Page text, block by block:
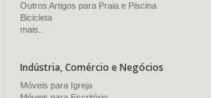
Outros Artigos para Praia e Piscina
Bicicleta
mais..
Indústria, Comércio e Negócios
Móveis para Igreja